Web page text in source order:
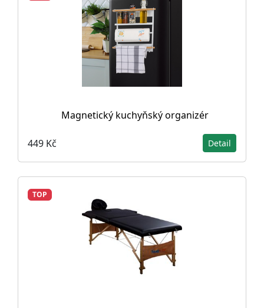
Magnetický kuchyňský organizér
449 Kč Detail
TOP